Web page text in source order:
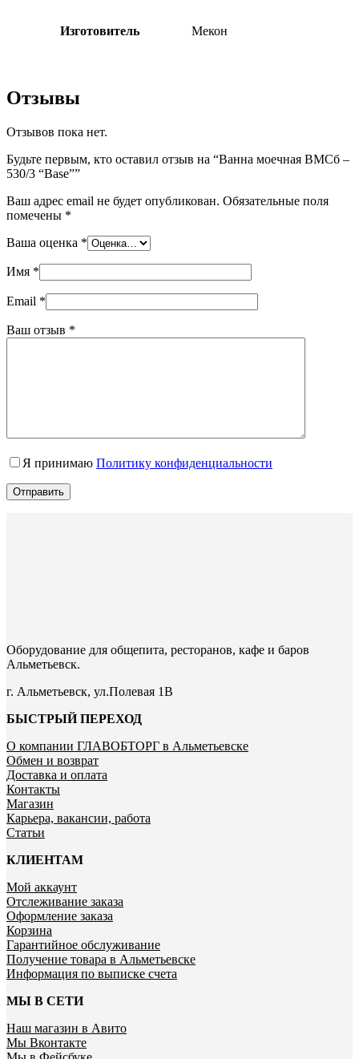
Изготовитель Мекон
Отзывы
Отзывов пока нет.
Будьте первым, кто оставил отзыв на “Ванна моечная ВМСб –
530/3 “Base””
Ваш адрес email не будет опубликован. Обязательные поля
помечены *
Ваша оценка *
Имя *
Email *
Ваш отзыв *
Я принимаю Политику конфиденциальности
Отправить
Оборудование для общепита, ресторанов, кафе и баров
Альметьевск.
г. Альметьевск, ул.Полевая 1В
БЫСТРЫЙ ПЕРЕХОД
О компании ГЛАВОБТОРГ в Альметьевске
Обмен и возврат
Доставка и оплата
Контакты
Магазин
Карьера, вакансии, работа
Статьи
КЛИЕНТАМ
Мой аккаунт
Отслеживание заказа
Оформление заказа
Корзина
Гарантийное обслуживание
Получение товара в Альметьевске
Информация по выписке счета
МЫ В СЕТИ
Наш магазин в Авито
Мы Вконтакте